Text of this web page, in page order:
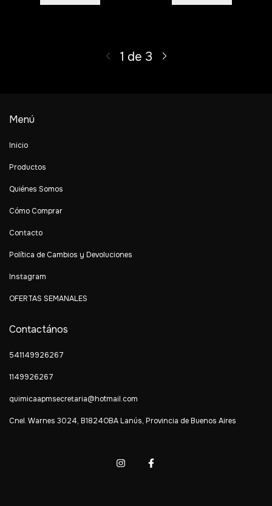
1 de 3
Menú
Inicio
Productos
Quiénes Somos
Cómo Comprar
Contacto
Política de Cambios y Devoluciones
Instagram
OFERTAS SEMANALES
Contactános
541149926267
1149926267
quimicaapmsecretaria@hotmail.com
Cnel. Warnes 3024, B1824OBA Lanús, Provincia de Buenos Aires